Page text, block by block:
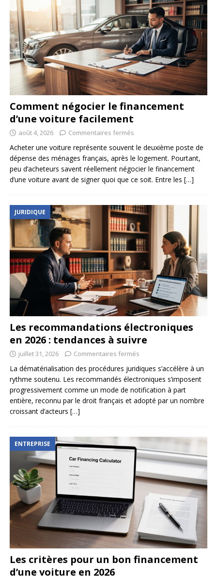
Comment négocier le financement
d’une voiture facilement
août 4, 2026 Commentaires fermés
Acheter une voiture représente souvent le deuxième poste de
dépense des ménages français, après le logement. Pourtant,
peu d’acheteurs savent réellement négocier le financement
d’une voiture avant de signer quoi que ce soit. Entre les […]
JURIDIQUE
Les recommandations électroniques
en 2026 : tendances à suivre
juillet 31, 2026 Commentaires fermés
La dématérialisation des procédures juridiques s’accélère à un
rythme soutenu. Les recommandés électroniques s’imposent
progressivement comme un mode de notification à part
entière, reconnu par le droit français et adopté par un nombre
croissant d’acteurs […]
ENTREPRISE
Les critères pour un bon financement
d’une voiture en 2026